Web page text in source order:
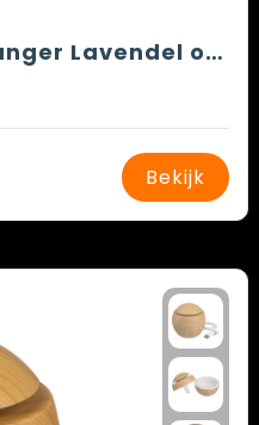
InSideOut Aroma Hanger Lavendel oil 10 ml
Bekijk